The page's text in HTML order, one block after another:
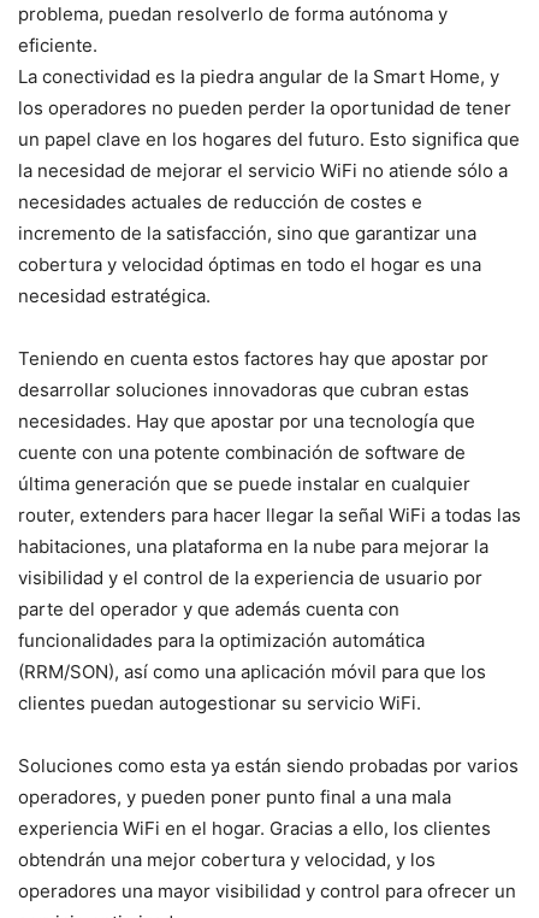
problema, puedan resolverlo de forma autónoma y
eficiente.
La conectividad es la piedra angular de la Smart Home, y
los operadores no pueden perder la oportunidad de tener
un papel clave en los hogares del futuro. Esto significa que
la necesidad de mejorar el servicio WiFi no atiende sólo a
necesidades actuales de reducción de costes e
incremento de la satisfacción, sino que garantizar una
cobertura y velocidad óptimas en todo el hogar es una
necesidad estratégica.
Teniendo en cuenta estos factores hay que apostar por
desarrollar soluciones innovadoras que cubran estas
necesidades. Hay que apostar por una tecnología que
cuente con una potente combinación de software de
última generación que se puede instalar en cualquier
router, extenders para hacer llegar la señal WiFi a todas las
habitaciones, una plataforma en la nube para mejorar la
visibilidad y el control de la experiencia de usuario por
parte del operador y que además cuenta con
funcionalidades para la optimización automática
(RRM/SON), así como una aplicación móvil para que los
clientes puedan autogestionar su servicio WiFi.
Soluciones como esta ya están siendo probadas por varios
operadores, y pueden poner punto final a una mala
experiencia WiFi en el hogar. Gracias a ello, los clientes
obtendrán una mejor cobertura y velocidad, y los
operadores una mayor visibilidad y control para ofrecer un